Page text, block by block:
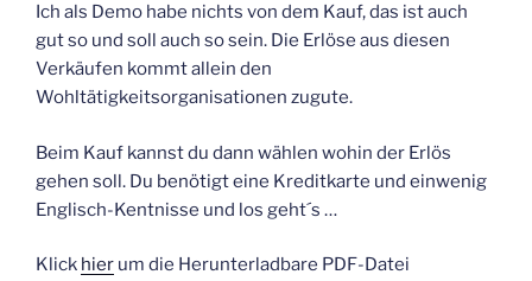
Ich als Demo habe nichts von dem Kauf, das ist auch
gut so und soll auch so sein. Die Erlöse aus diesen
Verkäufen kommt allein den
Wohltätigkeitsorganisationen zugute.
Beim Kauf kannst du dann wählen wohin der Erlös
gehen soll. Du benötigt eine Kreditkarte und einwenig
Englisch-Kentnisse und los geht´s …
Klick hier um die Herunterladbare PDF-Datei